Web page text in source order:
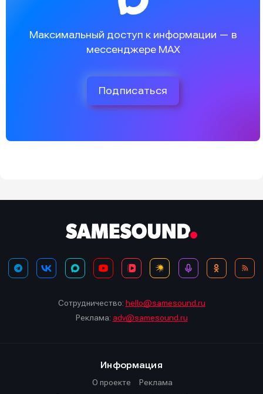
Максимальный доступ к информации — в
мессенджере MAX
Подписаться
Сотрудничество: hello@samesound.ru
Реклама: adv@samesound.ru
Информация
О проекте
Реклама